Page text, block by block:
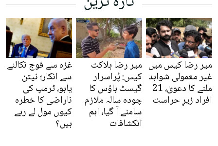
میر رضا کیس میں
غیر معمولی شواہد
ملنے کا دعویٰ، 21
افراد زیرِ حراست
میر رضا ہلاکت
کیس: پُراسرار
گیسٹ ہاؤس کا
چودہ سالہ ملازم
سامنے آ گیا، اہم
انکشافات
غزہ سے فوج نکالنے
سے انکار؛ نیتن
یاہو، ٹرمپ کی
ناراضی کا خطرہ
کیوں مول لے رہے
ہیں؟